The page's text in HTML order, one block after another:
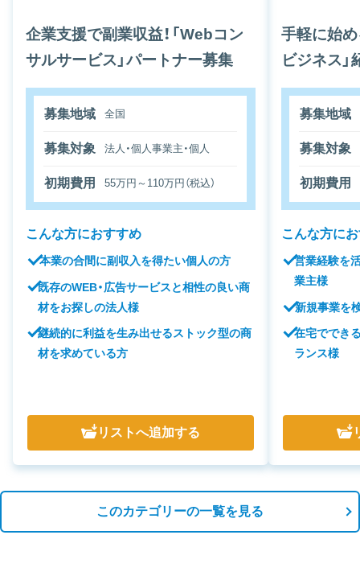
企業支援で副業収益！「Webコン
サルサービス」パートナー募集
募集地域 全国
募集対象 法人・個人事業主・個人
初期費用 55万円～110万円（税込）
こんな方におすすめ
本業の合間に副収入を得たい個人の方
既存のWEB・広告サービスと相性の良い商
材をお探しの法人様
継続的に利益を生み出せるストック型の商
材を求めている方
リストへ追加する
手軽に始め
ビジネス
募集地域
募集対象
初期費用
こんな方に
営業経験を
業主様
新規事業を
在宅ででき
ランス様
このカテゴリーの一覧を見る